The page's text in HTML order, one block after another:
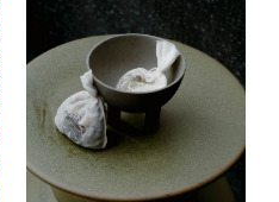
別瀏覽器之用，瀏覽本
用及相關隱私權政策
確認